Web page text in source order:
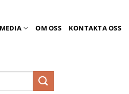
MEDIA OM OSS KONTAKTA OSS